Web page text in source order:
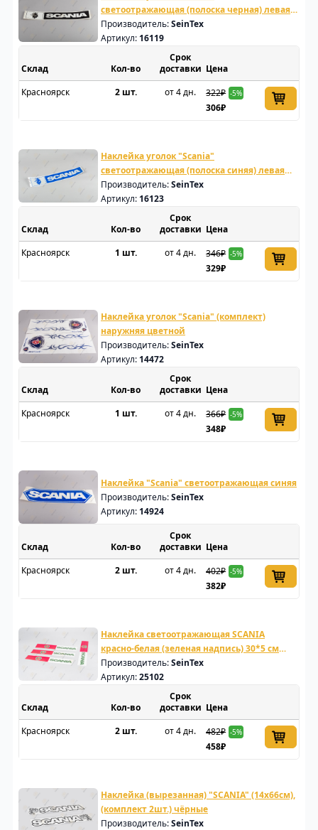
светоотражающая (полоска черная) левая
сторона
Производитель:SeinTex
Артикул: 16119
Склад
Срок
доставки Цена
Красноярск
2 шт. от 4 дн. 322₽ -5%
306₽
Наклейка уголок "Scania"
светоотражающая (полоска синяя) левая
сторона
Производитель:SeinTex
Артикул: 16123
Склад
Срок
доставки Цена
Красноярск
1 шт. от 4 дн. 346₽ -5%
329₽
Наклейка уголок "Scania" (комплект)
наружняя цветной
Производитель:SeinTex
Артикул: 14472
Склад
Срок
доставки Цена
Красноярск
1 шт. от 4 дн. 366₽ -5%
348₽
Наклейка "Scania" светоотражающая синяя
Производитель:SeinTex
Артикул: 14924
Склад
Срок
доставки Цена
Красноярск
2 шт. от 4 дн. 402₽ -5%
382₽
Наклейка светоотражающая SCANIA
красно-белая (зеленая надпись) 30*5 см
(комплект 4 шт.)
Производитель:SeinTex
Артикул:25102
Склад
Срок
доставки Цена
Красноярск
2 шт. от 4 дн. 482₽ -5%
458₽
Наклейка (вырезанная) "SCANIA" (14х66см),
(комплект 2шт.) чёрные
Производитель:SeinTex